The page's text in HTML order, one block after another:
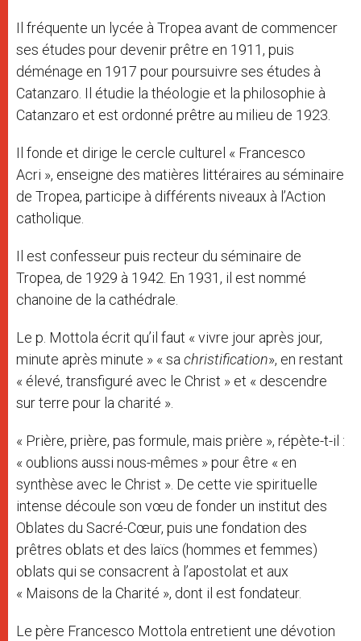
Il fréquente un lycée à Tropea avant de commencer
ses études pour devenir prêtre en 1911, puis
déménage en 1917 pour poursuivre ses études à
Catanzaro. Il étudie la théologie et la philosophie à
Catanzaro et est ordonné prêtre au milieu de 1923.
Il fonde et dirige le cercle culturel « Francesco
Acri », enseigne des matières littéraires au séminaire
de Tropea, participe à différents niveaux à l’Action
catholique.
Il est confesseur puis recteur du séminaire de
Tropea, de 1929 à 1942. En 1931, il est nommé
chanoine de la cathédrale.
Le p. Mottola écrit qu’il faut « vivre jour après jour,
minute après minute » « sa christification», en restant
« élevé, transfiguré avec le Christ » et « descendre
sur terre pour la charité ».
« Prière, prière, pas formule, mais prière », répète-t-il :
« oublions aussi nous-mêmes » pour être « en
synthèse avec le Christ ». De cette vie spirituelle
intense découle son vœu de fonder un institut des
Oblates du Sacré-Cœur, puis une fondation des
prêtres oblats et des laïcs (hommes et femmes)
oblats qui se consacrent à l’apostolat et aux
« Maisons de la Charité », dont il est fondateur.
Le père Francesco Mottola entretient une dévotion